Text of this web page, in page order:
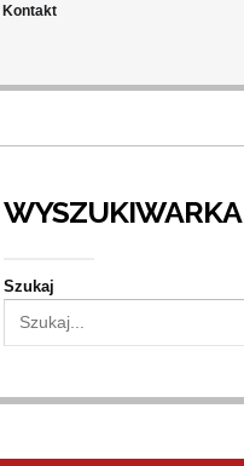
Kontakt
WYSZUKIWARKA
Szukaj